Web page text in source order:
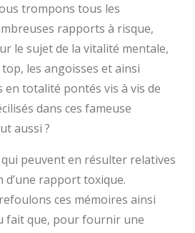
trompons tous les
rapports à risque,
le sujet de la vitalité mentale,
les angoisses et ainsi
en totalité pontés vis à vis de
dans ces fameuse
aussi ?
peuvent en résulter relatives
d’une rapport toxique.
ces mémoires ainsi
fait que, pour fournir une